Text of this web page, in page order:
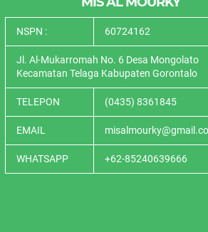
NSPN : 60724162
Jl. Al-Mukarromah No. 6 Desa Mongolato
Kecamatan Telaga Kabupaten Gorontalo
TELEPON (0435) 8361845
EMAIL
WHATSAPP +62-85240639666